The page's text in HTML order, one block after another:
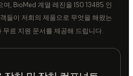
, BioMed 계열 레진을 ISO 13485 인
들이 저희의 제품으로 무엇을 해왔는
무료 지원 문서를 제공해 드립니다.